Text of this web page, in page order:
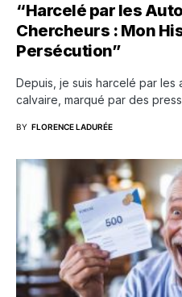
“Harcelé par les
Chercheurs : Mon
Persécution”
Depuis, je suis harcelé par
calvaire, marqué par des
BY FLORENCE LADURÉE